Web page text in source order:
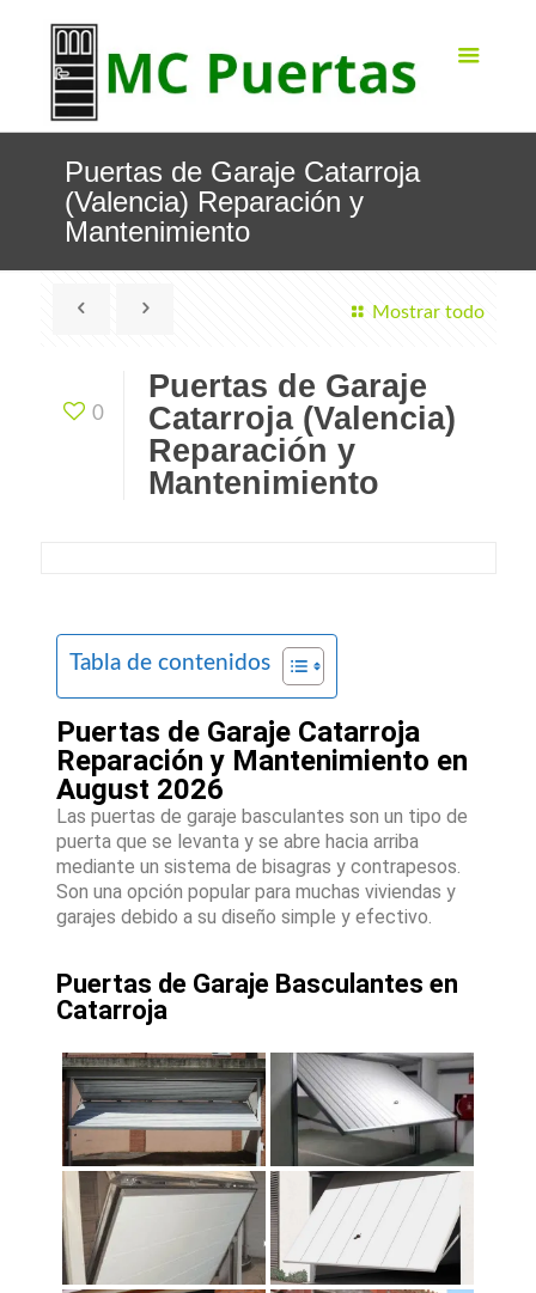
Puertas de Garaje Catarroja
(Valencia) Reparación y
Mantenimiento
Mostrar todo
0
Puertas de Garaje
Catarroja (Valencia)
Reparación y
Mantenimiento
Tabla de contenidos
Puertas de Garaje Catarroja
Reparación y Mantenimiento en
August 2026
Las puertas de garaje basculantes son un tipo de
puerta que se levanta y se abre hacia arriba
mediante un sistema de bisagras y contrapesos.
Son una opción popular para muchas viviendas y
garajes debido a su diseño simple y efectivo.
Puertas de Garaje Basculantes en
Catarroja